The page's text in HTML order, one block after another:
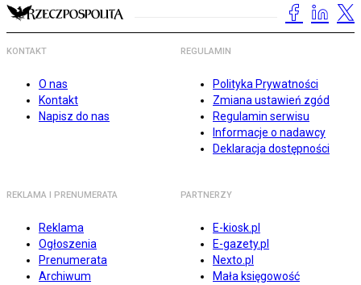
KONTAKT
O nas
Kontakt
Napisz do nas
REGULAMIN
Polityka Prywatności
Zmiana ustawień zgód
Regulamin serwisu
Informacje o nadawcy
Deklaracja dostępności
REKLAMA I PRENUMERATA
Reklama
Ogłoszenia
Prenumerata
Archiwum
PARTNERZY
E-kiosk.pl
E-gazety.pl
Nexto.pl
Mała księgowość